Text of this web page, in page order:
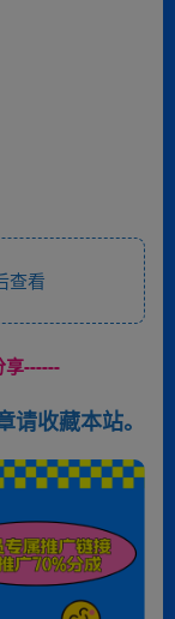
查看
享------
收藏本站。